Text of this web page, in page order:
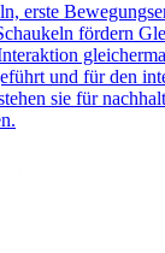
erste
fördern
und für den
sie für